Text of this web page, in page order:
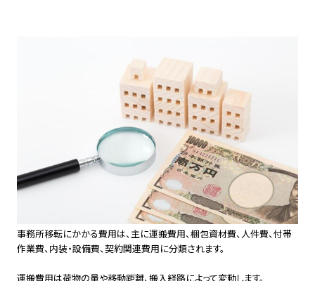
事務所移転にかかる費用は、主に運搬費用、梱包資材費、人件費、付帯
作業費、内装・設備費、契約関連費用に分類されます。
運搬費用は荷物の量や移動距離、搬入経路によって変動します。